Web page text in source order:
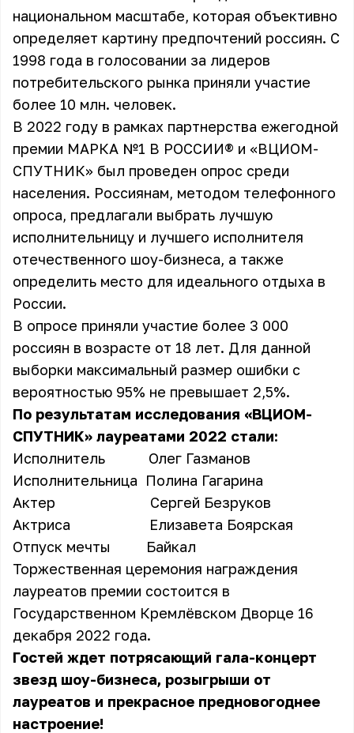
национальном масштабе, которая объективно
определяет картину предпочтений россиян. С
1998 года в голосовании за лидеров
потребительского рынка приняли участие
более 10 млн. человек.
В 2022 году в рамках партнерства ежегодной
премии МАРКА №1 В РОССИИ® и «ВЦИОМ-
СПУТНИК» был проведен опрос среди
населения. Россиянам, методом телефонного
опроса, предлагали выбрать лучшую
исполнительницу и лучшего исполнителя
отечественного шоу-бизнеса, а также
определить место для идеального отдыха в
России.
В опросе приняли участие более 3 000
россиян в возрасте от 18 лет. Для данной
выборки максимальный размер ошибки с
вероятностью 95% не превышает 2,5%.
По результатам исследования «ВЦИОМ-
СПУТНИК» лауреатами 2022 стали:
Исполнитель Олег Газманов
Исполнительница Полина Гагарина
Актер Сергей Безруков
Актриса Елизавета Боярская
Отпуск мечты Байкал
Торжественная церемония награждения
лауреатов премии состоится в
Государственном Кремлёвском Дворце 16
декабря 2022 года.
Гостей ждет потрясающий гала-концерт
звезд шоу-бизнеса, розыгрыши от
лауреатов и прекрасное предновогоднее
настроение!